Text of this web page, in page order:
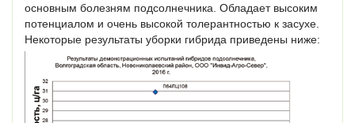
основным болезням подсолнечника. Обладает высоким
потенциалом и очень высокой толерантностью к засухе.
Некоторые результаты уборки гибрида приведены ниже: